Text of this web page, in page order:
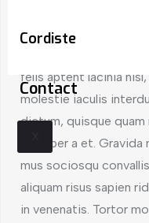
Cordiste
Contact
communicate timely
Onubia semper vel
felis aptent lacinia
molestie iaculis
dictum, quisque
odio per a et.
mus sociosqu
aliquam risus sapien
in venenatis. Tortor